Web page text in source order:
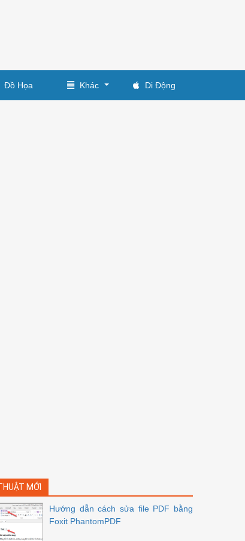
Đồ Họa Khác Di Động
MỚI
Hướng dẫn cách sửa file PDF bằng
Foxit PhantomPDF